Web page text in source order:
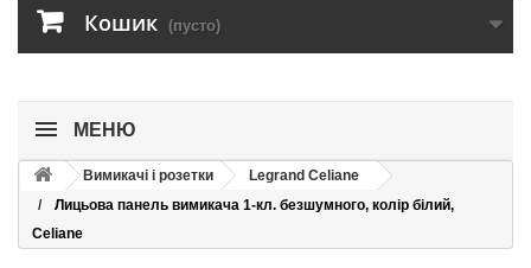
Кошик (пусто)
МЕНЮ
Вимикачі і розетки
Legrand Celiane
Лицьова панель вимикача 1-кл. безшумного, колір білий,
Celiane